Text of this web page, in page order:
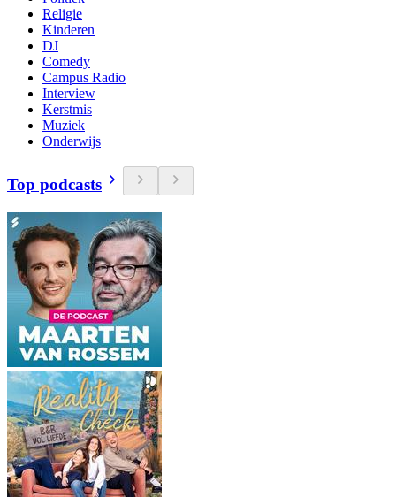
Religie
Kinderen
DJ
Comedy
Campus Radio
Interview
Kerstmis
Muziek
Onderwijs
Top podcasts